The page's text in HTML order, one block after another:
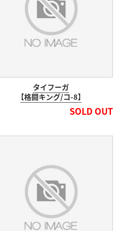
タイフーガ
【格闘キング/コ-8】
SOLD OUT